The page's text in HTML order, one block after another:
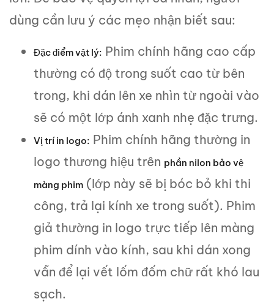
dùng cần lưu ý các mẹo nhận biết sau:
Đặc điểm vật lý: Phim chính hãng cao cấp
thường có độ trong suốt cao từ bên
trong, khi dán lên xe nhìn từ ngoài vào
sẽ có một lớp ánh xanh nhẹ đặc trưng.
Vị trí in logo: Phim chính hãng thường in
logo thương hiệu trên phần nilon bảo vệ
màng phim (lớp này sẽ bị bóc bỏ khi thi
công, trả lại kính xe trong suốt). Phim
giả thường in logo trực tiếp lên màng
phim dính vào kính, sau khi dán xong
vẫn để lại vết lốm đốm chữ rất khó lau
sạch.